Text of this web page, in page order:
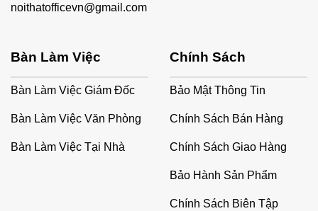
noithatofficevn@gmail.com
Bàn Làm Việc
Bàn Làm Việc Giám Đốc
Bàn Làm Việc Văn Phòng
Bàn Làm Việc Tại Nhà
Chính Sách
Bảo Mật Thông Tin
Chính Sách Bán Hàng
Chính Sách Giao Hàng
Bảo Hành Sản Phẩm
Chính Sách Biên Tập